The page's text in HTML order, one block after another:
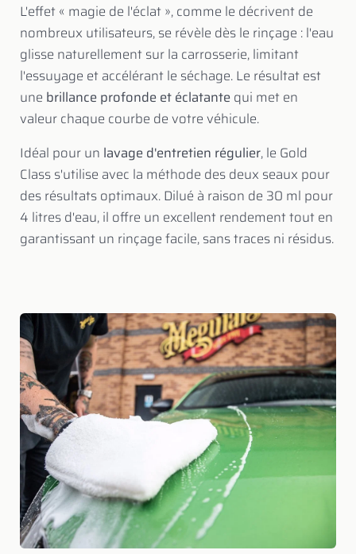
L'effet « magie de l'éclat », comme le décrivent de
nombreux utilisateurs, se révèle dès le rinçage : l'eau
glisse naturellement sur la carrosserie, limitant
l'essuyage et accélérant le séchage. Le résultat est
une brillance profonde et éclatantequi met en
valeur chaque courbe de votre véhicule.
Idéal pour un lavage d'entretien régulier, le Gold
Class s'utilise avec la méthode des deux seaux pour
des résultats optimaux. Dilué à raison de 30 ml pour
4 litres d'eau, il offre un excellent rendement tout en
garantissant un rinçage facile, sans traces ni résidus.